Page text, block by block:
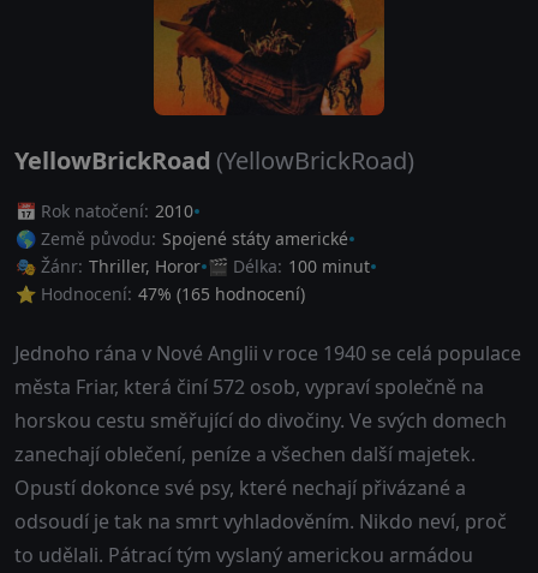
YellowBrickRoad (YellowBrickRoad)
📅 Rok natočení: 2010
🌎 Země původu: Spojené státy americké
🎭 Žánr: Thriller, Horor 🎬 Délka: 100 minut
⭐ Hodnocení: 47% (165 hodnocení)
Jednoho rána v Nové Anglii v roce 1940 se celá populace
města Friar, která činí 572 osob, vypraví společně na
horskou cestu směřující do divočiny. Ve svých domech
zanechají oblečení, peníze a všechen další majetek.
Opustí dokonce své psy, které nechají přivázané a
odsoudí je tak na smrt vyhladověním. Nikdo neví, proč
to udělali. Pátrací tým vyslaný americkou armádou